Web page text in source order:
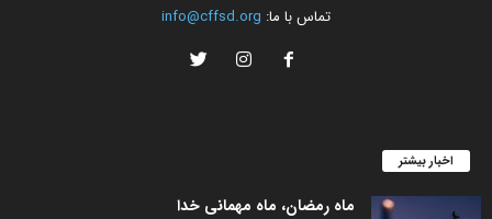
تماس با ما: info@cffsd.org
اخبار بیشتر
ماه رمضان، ماه مهمانی خدا